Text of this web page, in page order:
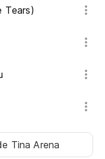
Tears)
Tina Arena